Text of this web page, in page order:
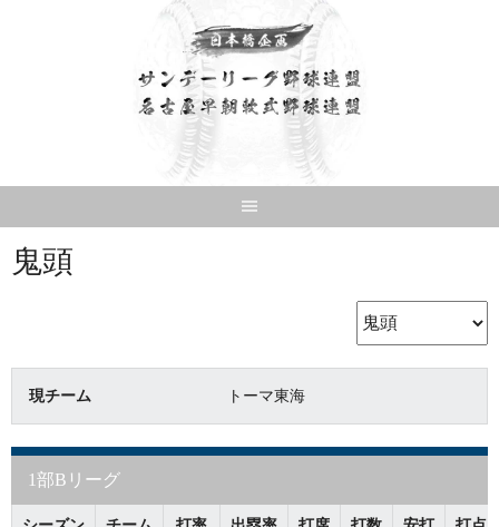
鬼頭
現チーム トーマ東海
1部Bリーグ